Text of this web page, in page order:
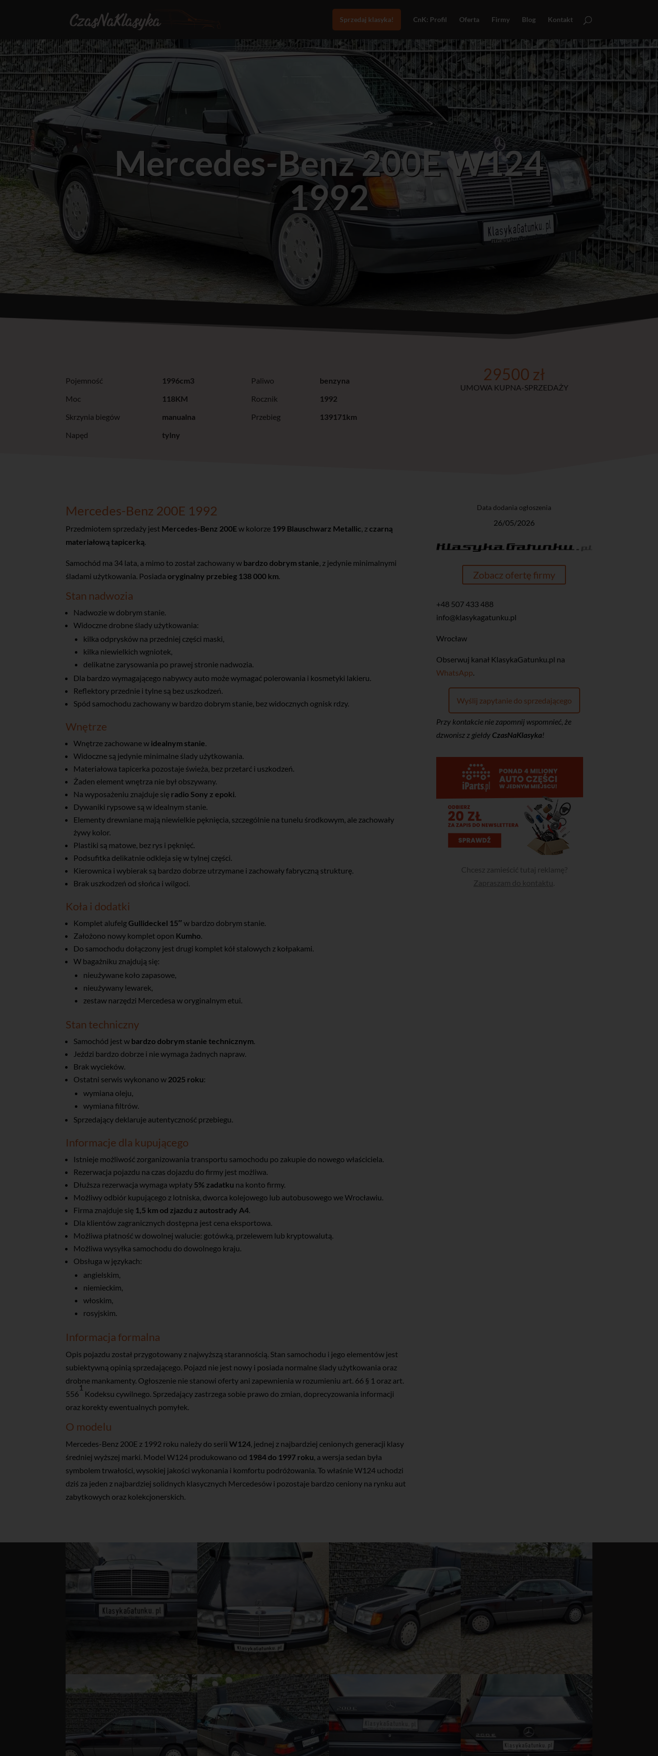
Sprzedaj klasyka! CnK: Profil Oferta Firmy Blog Kontakt
Mercedes-Benz 200E W124
1992
Pojemność
1996cm3
Moc
118KM
Skrzynia biegów
manualna
Napęd
tylny
Paliwo
benzyna
Rocznik
1992
Przebieg
139171km
29500 zł
UMOWA KUPNA-SPRZEDAŻY
Mercedes-Benz 200E 1992
Przedmiotem sprzedaży jest Mercedes-Benz 200Ew kolorze 199 Blauschwarz Metallic , zczarną
materiałową tapicerką
Samochód ma 34 lata, a mimo to został zachowany w bardzo dobrym stanie , z jedynie minimalnymi
śladami użytkowania. Posiadaoryginalny przebieg 138 000 km
Stan nadwozia
Nadwozie w dobrym stanie.
Widoczne drobne ślady użytkowania:
kilka odprysków na przedniej części maski,
kilka niewielkich wgniotek,
delikatne zarysowania po prawej stronie nadwozia.
Dla bardzo wymagającego nabywcy auto może wymagać polerowania i kosmetyki lakieru.
Reflektory przednie i tylne są bez uszkodzeń.
Spód samochodu zachowany w bardzo dobrym stanie, bez widocznych ognisk rdzy.
Wnętrze
Wnętrze zachowane w idealnym stanie
Widoczne są jedynie minimalne ślady użytkowania.
Materiałowa tapicerka pozostaje świeża, bez przetarć i uszkodzeń.
Żaden element wnętrza nie był obszywany.
Na wyposażeniu znajduje się radio Sony z epoki
Dywaniki rypsowe są w idealnym stanie.
Elementy drewniane mają niewielkie pęknięcia, szczególnie na tunelu środkowym, ale zachowały
żywy kolor.
Plastiki są matowe, bez rys i pęknięć.
Podsufitka delikatnie odkleja się w tylnej części.
Kierownica i wybierak są bardzo dobrze utrzymane i zachowały fabryczną strukturę.
Brak uszkodzeń od słońca i wilgoci.
Koła i dodatki
Komplet alufelgGullideckel 15″ w bardzo dobrym stanie.
Założono nowy komplet opon Kumho
Do samochodu dołączony jest drugi komplet kół stalowych z kołpakami.
W bagażniku znajdują się:
nieużywane koło zapasowe,
nieużywany lewarek,
zestaw narzędzi Mercedesa w oryginalnym etui.
Stan techniczny
Samochód jest w bardzo dobrym stanie technicznym
Jeździ bardzo dobrze i nie wymaga żadnych napraw.
Brak wycieków.
Ostatni serwis wykonano w 2025 roku:
wymiana oleju,
wymiana filtrów.
Sprzedający deklaruje autentyczność przebiegu.
Informacje dla kupującego
Istnieje możliwość zorganizowania transportu samochodu po zakupie do nowego właściciela.
Rezerwacja pojazdu na czas dojazdu do firmy jest możliwa.
Dłuższa rezerwacja wymaga wpłaty 5% zadatku na konto firmy.
Możliwy odbiór kupującego z lotniska, dworca kolejowego lub autobusowego we Wrocławiu.
Firma znajduje się 1,5 km od zjazdu z autostrady A4
Dla klientów zagranicznych dostępna jest cena eksportowa.
Możliwa płatność w dowolnej walucie: gotówką, przelewem lub kryptowalutą.
Możliwa wysyłka samochodu do dowolnego kraju.
Obsługa w językach:
angielskim,
niemieckim,
włoskim,
rosyjskim.
Informacja formalna
Opis pojazdu został przygotowany z najwyższą starannością. Stan samochodu i jego elementów jest
subiektywną opinią sprzedającego. Pojazd nie jest nowy i posiada normalne ślady użytkowania oraz
drobne mankamenty. Ogłoszenie nie stanowi oferty ani zapewnienia w rozumieniu art. 66 § 1 oraz art.
556
1
Kodeksu cywilnego. Sprzedający zastrzega sobie prawo do zmian, doprecyzowania informacji
oraz korekty ewentualnych pomyłek.
O modelu
Mercedes-Benz 200E z 1992 roku należy do seriiW124 , jednej z najbardziej cenionych generacji klasy
średniej wyższej marki. Model W124 produkowano od 1984 do 1997 roku , a wersja sedan była
symbolem trwałości, wysokiej jakości wykonania i komfortu podróżowania. To właśnie W124 uchodzi
dziś za jeden z najbardziej solidnych klasycznych Mercedesów i pozostaje bardzo ceniony na rynku aut
zabytkowych oraz kolekcjonerskich.
Data dodania ogłoszenia
26/05/2026
Zobacz ofertę firmy
+48 507 433 488
info@klasykagatunku.pl
Wrocław
‎Obserwuj kanał KlasykaGatunku.pl na
WhatsApp.
Wyślij zapytanie do sprzedającego
Przy kontakcie nie zapomnij wspomnieć, że
dzwonisz z giełdy CzasNaKlasyka!
Chcesz zamieścić tutaj reklamę?
Zapraszam do kontaktu